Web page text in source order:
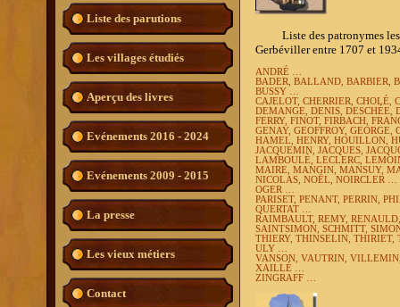
Liste des parutions
Les villages étudiés
Aperçu des livres
Evénements 2016 - 2024
Evénements 2009 - 2015
La presse
Les vieux métiers
Contact
Liste des patronymes les
Gerbéviller entre 1707 et
ANDRÉ …
BADER, BALLAND, BARBIER,
BUSSY …
CAJELOT, CHERRIER,
DEMANGE, DENIS, DESCHÉE,
FERRY, FINOT, FIRBACH,
GENAY, GEOFFROY,
HAMEL, HENRY, HOUILLON,
JACQUEMIN, JACQUES,
LAMBOULÉ, LECLERC,
MAIRE, MANGIN, MANSUY,
NICOLAS, NOËL, NOIRCLER …
OGER …
PARISET, PENANT, PERRIN,
QUERTAT …
RAIMBAULT, REMY,
SAINTSIMON, SCHMITT,
THIERY, THINSELIN,
ULY …
VANSON, VAUTRIN,
XAILLÉ …
ZINGRAFF …